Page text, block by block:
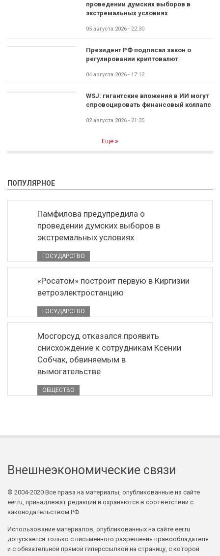
проведении думских выборов в
экстремальных условиях
05 августа 2026 - 22:30
Президент РФ подписал закон о
регулировании криптовалют
04 августа 2026 - 17:12
WSJ: гигантские вложения в ИИ могут
спровоцировать финансовый коллапс
02 августа 2026 - 21:35
Ещё
ПОПУЛЯРНОЕ
Памфилова предупредила о
проведении думских выборов в
экстремальных условиях
ГОСУДАРСТВО
«Росатом» построит первую в Киргизии
ветроэлектростанцию
ГОСУДАРСТВО
Мосгорсуд отказался проявить
снисхождение к сотрудникам Ксении
Собчак, обвиняемым в
вымогательстве
ОБЩЕСТВО
Внешнеэкономические связи
© 2004-2020 Все права на материалы, опубликованные на сайте
eer.ru, принадлежат редакции и охраняются в соответствии с
законодательством РФ.
Использование материалов, опубликованных на сайте eer.ru
допускается только с письменного разрешения правообладателя
и с обязательной прямой гиперссылкой на страницу, с которой